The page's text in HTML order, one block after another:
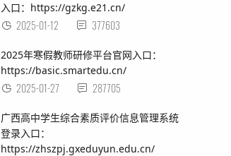
入口：https://gzkg.e21.cn/
2025-01-12 377603
2025年寒假教师研修平台官网入口：
https://basic.smartedu.cn/
2025-01-27 287705
广西高中学生综合素质评价信息管理系统
登录入口：
https://zhszpj.gxeduyun.edu.cn/